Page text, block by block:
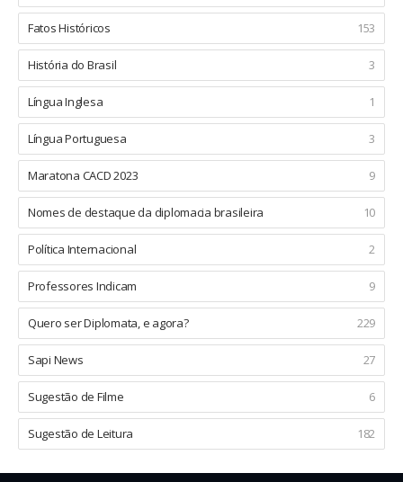
Fatos Históricos 153
História do Brasil 3
Língua Inglesa 1
Língua Portuguesa 3
Maratona CACD 2023 9
Nomes de destaque da diplomacia brasileira 10
Política Internacional 2
Professores Indicam 9
Quero ser Diplomata, e agora? 229
Sapi News 27
Sugestão de Filme 6
Sugestão de Leitura 182